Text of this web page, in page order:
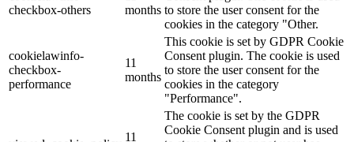
checkbox-others
months to store the user consent for the
cookies in the category "Other.
cookielawinfo-
checkbox-
performance
11
months
This cookie is set by GDPR Cookie
Consent plugin. The cookie is used
to store the user consent for the
cookies in the category
"Performance".
11
The cookie is set by the GDPR
Cookie Consent plugin and is used